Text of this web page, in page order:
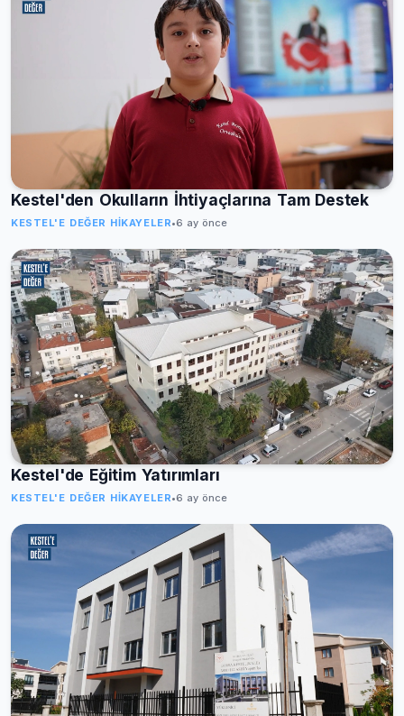
Kestel'den Okulların İhtiyaçlarına Tam Destek
KESTEL'E DEĞER HIKAYELER•6 ay önce
Kestel'de Eğitim Yatırımları
KESTEL'E DEĞER HIKAYELER•6 ay önce